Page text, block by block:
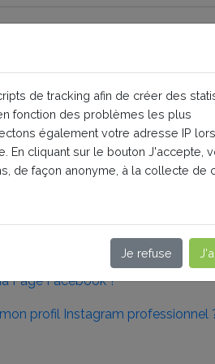
de vendre sur
Instagram.
Page Facebook ?
profil Instagram professionnel
de tracking afin de créer des
fonction des problèmes les plus
également votre adresse IP
En cliquant sur le bouton J'accepte,
de façon anonyme, à la collecte de
Je refuse